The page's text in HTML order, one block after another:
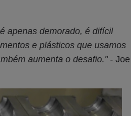
apenas demorado, é difícil
e plásticos que usamos
aumenta o desafio."- Joe